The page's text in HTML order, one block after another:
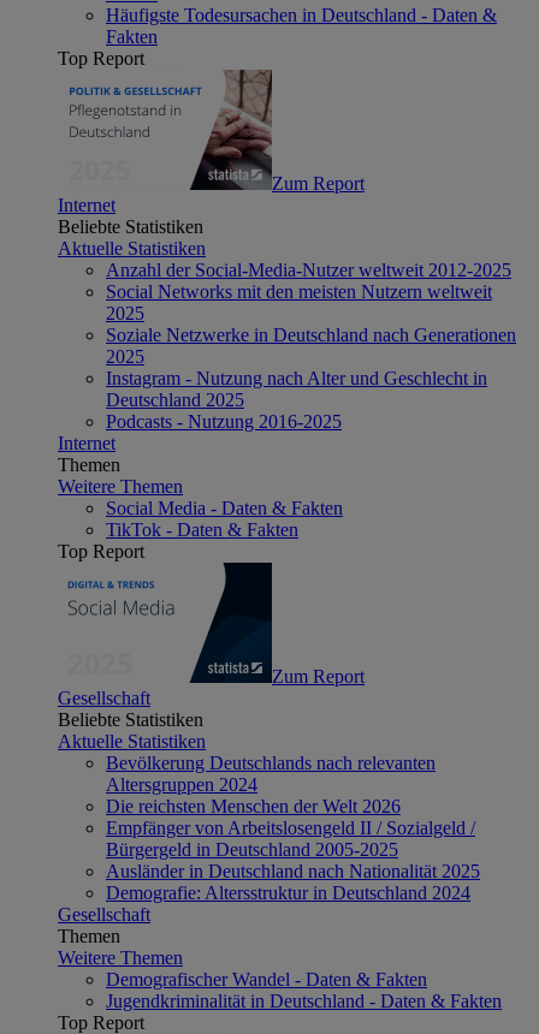
Häufigste Todesursachen in Deutschland - Daten &
Fakten
Top Report
Zum Report
Internet
Beliebte Statistiken
Aktuelle Statistiken
Anzahl der Social-Media-Nutzer weltweit 2012-2025
Social Networks mit den meisten Nutzern weltweit
2025
Soziale Netzwerke in Deutschland nach Generationen
2025
Instagram - Nutzung nach Alter und Geschlecht in
Deutschland 2025
Podcasts - Nutzung 2016-2025
Internet
Themen
Weitere Themen
Social Media - Daten & Fakten
TikTok - Daten & Fakten
Top Report
Zum Report
Gesellschaft
Beliebte Statistiken
Aktuelle Statistiken
Bevölkerung Deutschlands nach relevanten
Altersgruppen 2024
Die reichsten Menschen der Welt 2026
Empfänger von Arbeitslosengeld II / Sozialgeld /
Bürgergeld in Deutschland 2005-2025
Ausländer in Deutschland nach Nationalität 2025
Demografie: Altersstruktur in Deutschland 2024
Gesellschaft
Themen
Weitere Themen
Demografischer Wandel - Daten & Fakten
Jugendkriminalität in Deutschland - Daten & Fakten
Top Report